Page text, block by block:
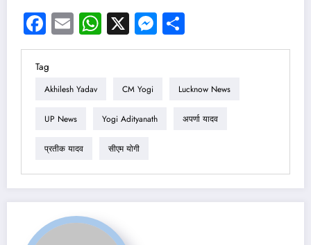
Facebook
EmailWhatsApp
X Messenger
Tag
Akhilesh Yadav CM Yogi Lucknow News
UP News Yogi Adityanath अपर्णा यादव
प्रतीक यादव सीएम योगी